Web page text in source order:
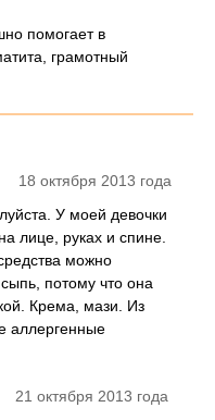
помогает в
грамотный
18 октября 2013 года
У моей девочки
лице, руках и спине.
можно
потому что она
Крема, мази. Из
аллергенные
21 октября 2013 года